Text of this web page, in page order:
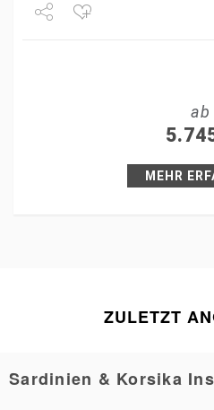
ab
MEHR
ZULETZT
Sardinien & Korsika